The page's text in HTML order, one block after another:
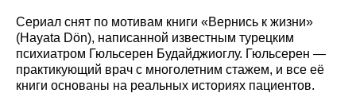
Сериал снят по мотивам книги «Вернись к жизни»
(Hayata Dön), написанной известным турецким
психиатром Гюльсерен Будайджиоглу. Гюльсерен —
практикующий врач с многолетним стажем, и все её
книги основаны на реальных историях пациентов.